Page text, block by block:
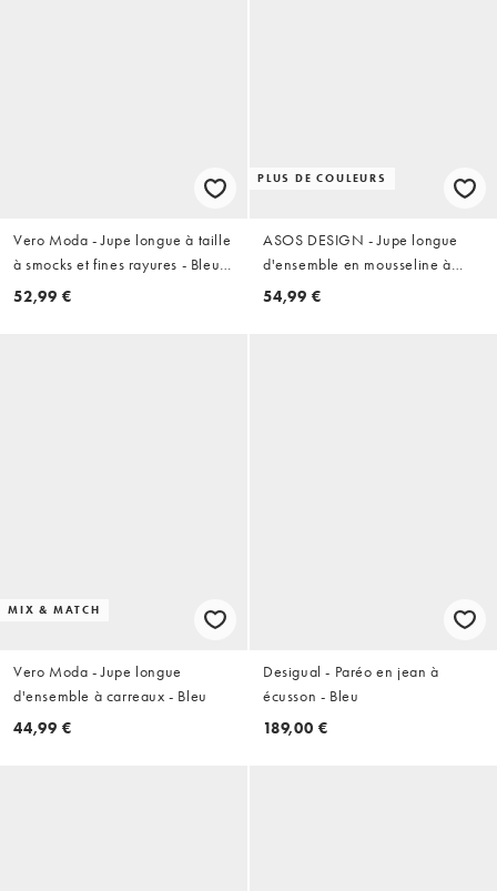
Vero Moda - Jupe longue à taille
à smocks et fines rayures - Bleu
clair
52,99 €
PLUS DE COULEURS
ASOS DESIGN - Jupe longue
d'ensemble en mousseline à
taille froncée - Bleu
54,99 €
MIX & MATCH
Vero Moda - Jupe longue
d'ensemble à carreaux - Bleu
44,99 €
Desigual - Paréo en jean à
écusson - Bleu
189,00 €